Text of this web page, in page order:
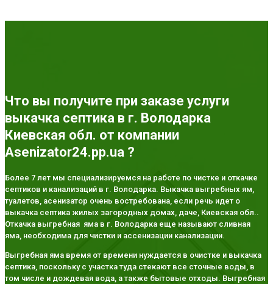
Что вы получите при заказе услуги
выкачка септика в г. Володарка
Киевская обл. от компании
Asenizator24.pp.ua ?
Более 7 лет мы специализируемся на работе по чистке и откачке
септиков и канализаций в г. Володарка. Выкачка выгребных ям,
туалетов, асенизатор очень востребована, если речь идет о
выкачка септика жилых загородных домах, даче, Киевская обл..
Откачка выгребная яма в г. Володарка еще называют сливная
яма, необходима для чистки и ассенизации канализации.
Выгребная яма время от времени нуждается в очистке и выкачка
септика, поскольку с участка туда стекают все сточные воды, в
том числе и дождевая вода, а также бытовые отходы. Выгребная